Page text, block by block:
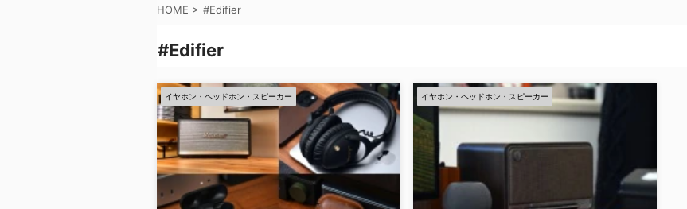
HOME > #Edifier
#Edifier
イヤホン・ヘッドホン・スピーカー イヤホン・ヘッドホン・スピーカー